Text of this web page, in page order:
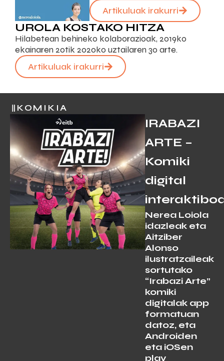
Artikuluak irakurri
UROLA KOSTAKO HITZA
Hilabetean behineko kolaborazioak, 2019ko
ekainaren 20tik 2020ko uztailaren 30 arte.
Artikuluak irakurri
KOMIKIA
IRABAZI
ARTE –
Komiki
digital
Nerea Loiola
idazleak eta
Aitziber
Alonso
ilustratzaileak
sortutako
“Irabazi Arte”
komiki
digitalak app
formatuan
datoz, eta
Androiden
eta iOSen
play